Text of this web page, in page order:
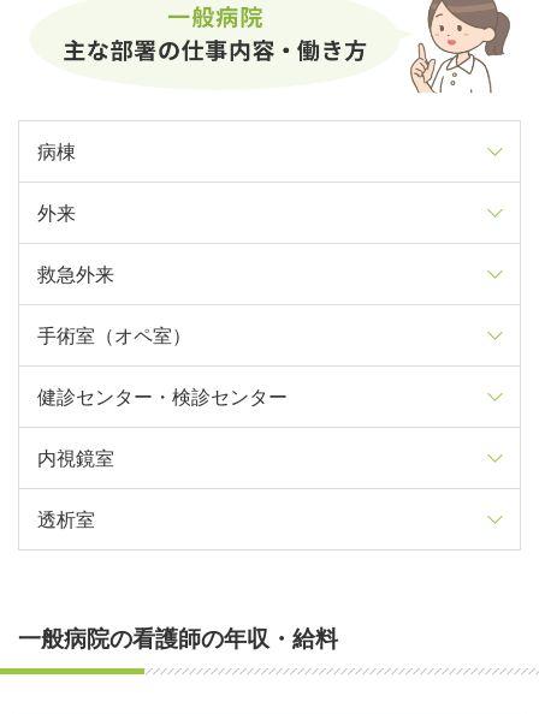
病棟
一般病院の病棟看護師の仕事内容は、多岐にわたりま
す。
具体的には、患者さんのアセスメント、医療処置（点
滴・注射など）、服薬管理、清潔ケア、排泄ケア、食
事介助、緊急入院や手術・検査出しの対応など。
病棟看護師には幅広いケアの技術と、チームで連携し
て業務を進めるコミュニケーション力
す。
ません。
外来
一般病院の外来の看護師は、
通院患者さんの診察や検
査がスムーズに進むように補助する役割を担います。
主な仕事内容は、情報収集、バイタルサインの測定、
採血や注射といった医療処置など。
また、診察室で医師の診察をサポートしたり、診察の
前後に症状や治療方針、生活上の注意について説明を
補足したりするのも大切な役割です。
たくさんの患者さんが来院する外来業務をテキパキさ
救急外来
一般病院の救急外来で働く看護師の主な仕事内容は、
「搬送されてきた患者さんに対する救急処置」です。
意識を確認する、気道・血管を確保する、救急蘇生処
置をするなどのほか、医師が行う処置の介助や治療に
必要な物品・機器の準備など、素早い判断と行動が重
要です。
ならではの役割です。
手術室（オペ室）
一般病院の手術室で働く看護師は、
手術が安全かつ円
滑に進行するためにサポートする役割を担います。
その仕事内容は、「器械出し」と「外回り」の大きく
2つに分かれます。
正確かつスピーディーに医師に手渡せるように、手術
健診センター・検診センター
一般病院の健診センター・検診センターの看護師は、
受診者がスムーズに健診・検査を受けられるようにサ
ポートするのが主な役割
ど、ルーティンワークが多い
でしょう。受診者の案内
内視鏡室
一般病院の内視鏡室の看護師は
「内視鏡を使った検査
や手術の介助」が主な役割です。
接介助と間接介助に大きく分かれます。
透析室
具体的な仕事内容は、透析の準備（透析機械の操作、
一般病院の看護師の年収・給料